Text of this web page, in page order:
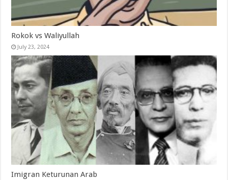
Rokok vs Waliyullah
July 23, 2024
Imigran Keturunan Arab